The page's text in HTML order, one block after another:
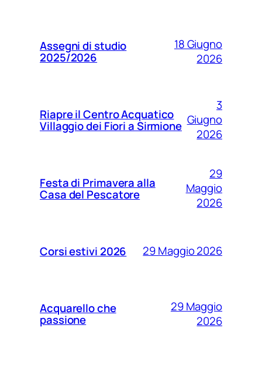
Assegni di studio
2025/2026
18 Giugno
2026
Riapre il Centro Acquatico
Villaggio dei Fiori a Sirmione
3
Giugno
2026
Festa di Primavera alla
Casa del Pescatore
29
Maggio
2026
Corsi estivi 2026 29 Maggio 2026
Acquarello che
passione
29 Maggio
2026